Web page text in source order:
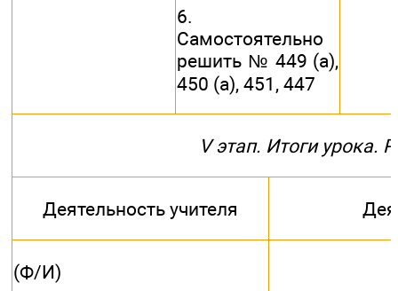
6.
Самостоятельно
решить № 449 (а),
450 (а), 451, 447
V этап. Итоги урока.
Деятельность учителя
(Ф/И)